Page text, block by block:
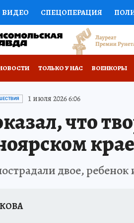
ВИДЕО СПЕЦОПЕРАЦИЯ
НАУКА СПОРТ
НОВОЕ
ТОЛЬКО У НАС ВОЕНКОРЫ
В РОССИИ ЗАПОВЕДНАЯ РОССИЯ
1 июля 2026 6:06
что
крае
двое, ребенок